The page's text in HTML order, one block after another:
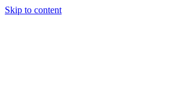
Skip to content